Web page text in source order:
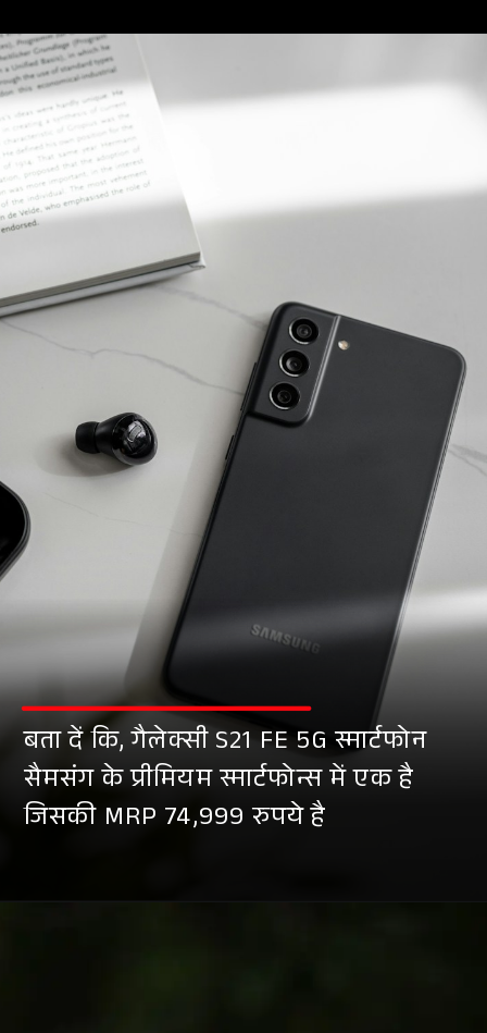
बता दें कि, गैलेक्सी S21 FE 5G स्मार्टफोन
सैमसंग के प्रीमियम स्मार्टफोन्स में एक है
जिसकी MRP 74,999 रुपये है